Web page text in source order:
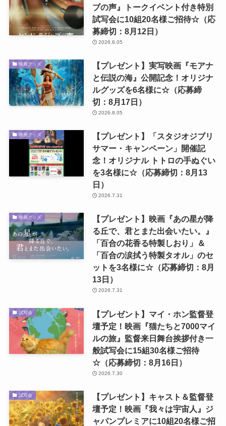
ブの声』トークイベント付き特別
試写会に10組20名様ご招待☆（応
募締切：8月12日）
2026.8.05
映画グッズ
【プレゼント】実写映画『モアナ
と伝説の海』公開記念！オリジナ
ルグッズを6名様に☆（応募締
切：8月17日）
2026.8.05
映画グッズ
【プレゼント】「スタジオジブリ
サマー・キャンペーン」開催記
念！オリジナル トトロの手ぬぐい
を3名様に☆（応募締切：8月13
日）
2026.7.31
映画グッズ
【プレゼント】映画『あの星が降
る丘で、君とまた出会いたい。』
「百合の花香る特製しおり」＆
「百合の涙拭う特製タオル」のセ
ットを3名様に☆（応募締切：8月
13日）
2026.7.31
試写会
【プレゼント】マイ・ホン監督登
壇予定！映画『猫たちと7000マイ
ルの旅』監督来日舞台挨拶付き一
般試写会に15組30名様ご招待
☆（応募締切：8月16日）
2026.7.30
試写会
【プレゼント】キャスト＆監督登
壇予定！映画『我々は宇宙人』ジ
ャパンプレミアに10組20名様ご招